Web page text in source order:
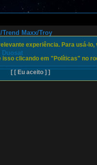
Trend Maxx/Troy
experiência. Para usá-
isso clicando em "Políticas" no
[ [ Eu aceito ] ]